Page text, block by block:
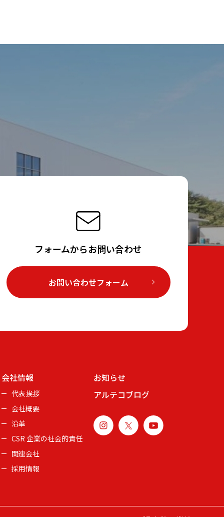
フォームからお問い合わせ
お問い合わせフォーム
会社情報
代表挨拶
会社概要
沿革
CSR 企業の社会的責任
関連会社
採用情報
お知らせ
アルテコブログ